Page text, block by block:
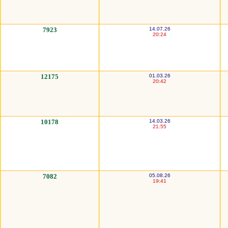
14.07.26
20:24
7923
01.03.26
20:42
12175
14.03.26
21:55
10178
05.08.26
19:41
7082